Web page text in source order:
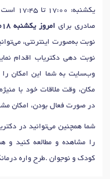
صادری برای امروز یکشنبه 18مرداد 5عصر
نوبت به‌صورت اینترنتی،
نوبت دهی دکتریاب اقدام
وب‌سایت به شما این امکان
مکان، وقت ملاقات خود با
در صورت فعال بودن، امکان
شما همچنین می‌توانید در
را مشاهده و مطالعه کنید و
کودک و نوجوان .طرح واره